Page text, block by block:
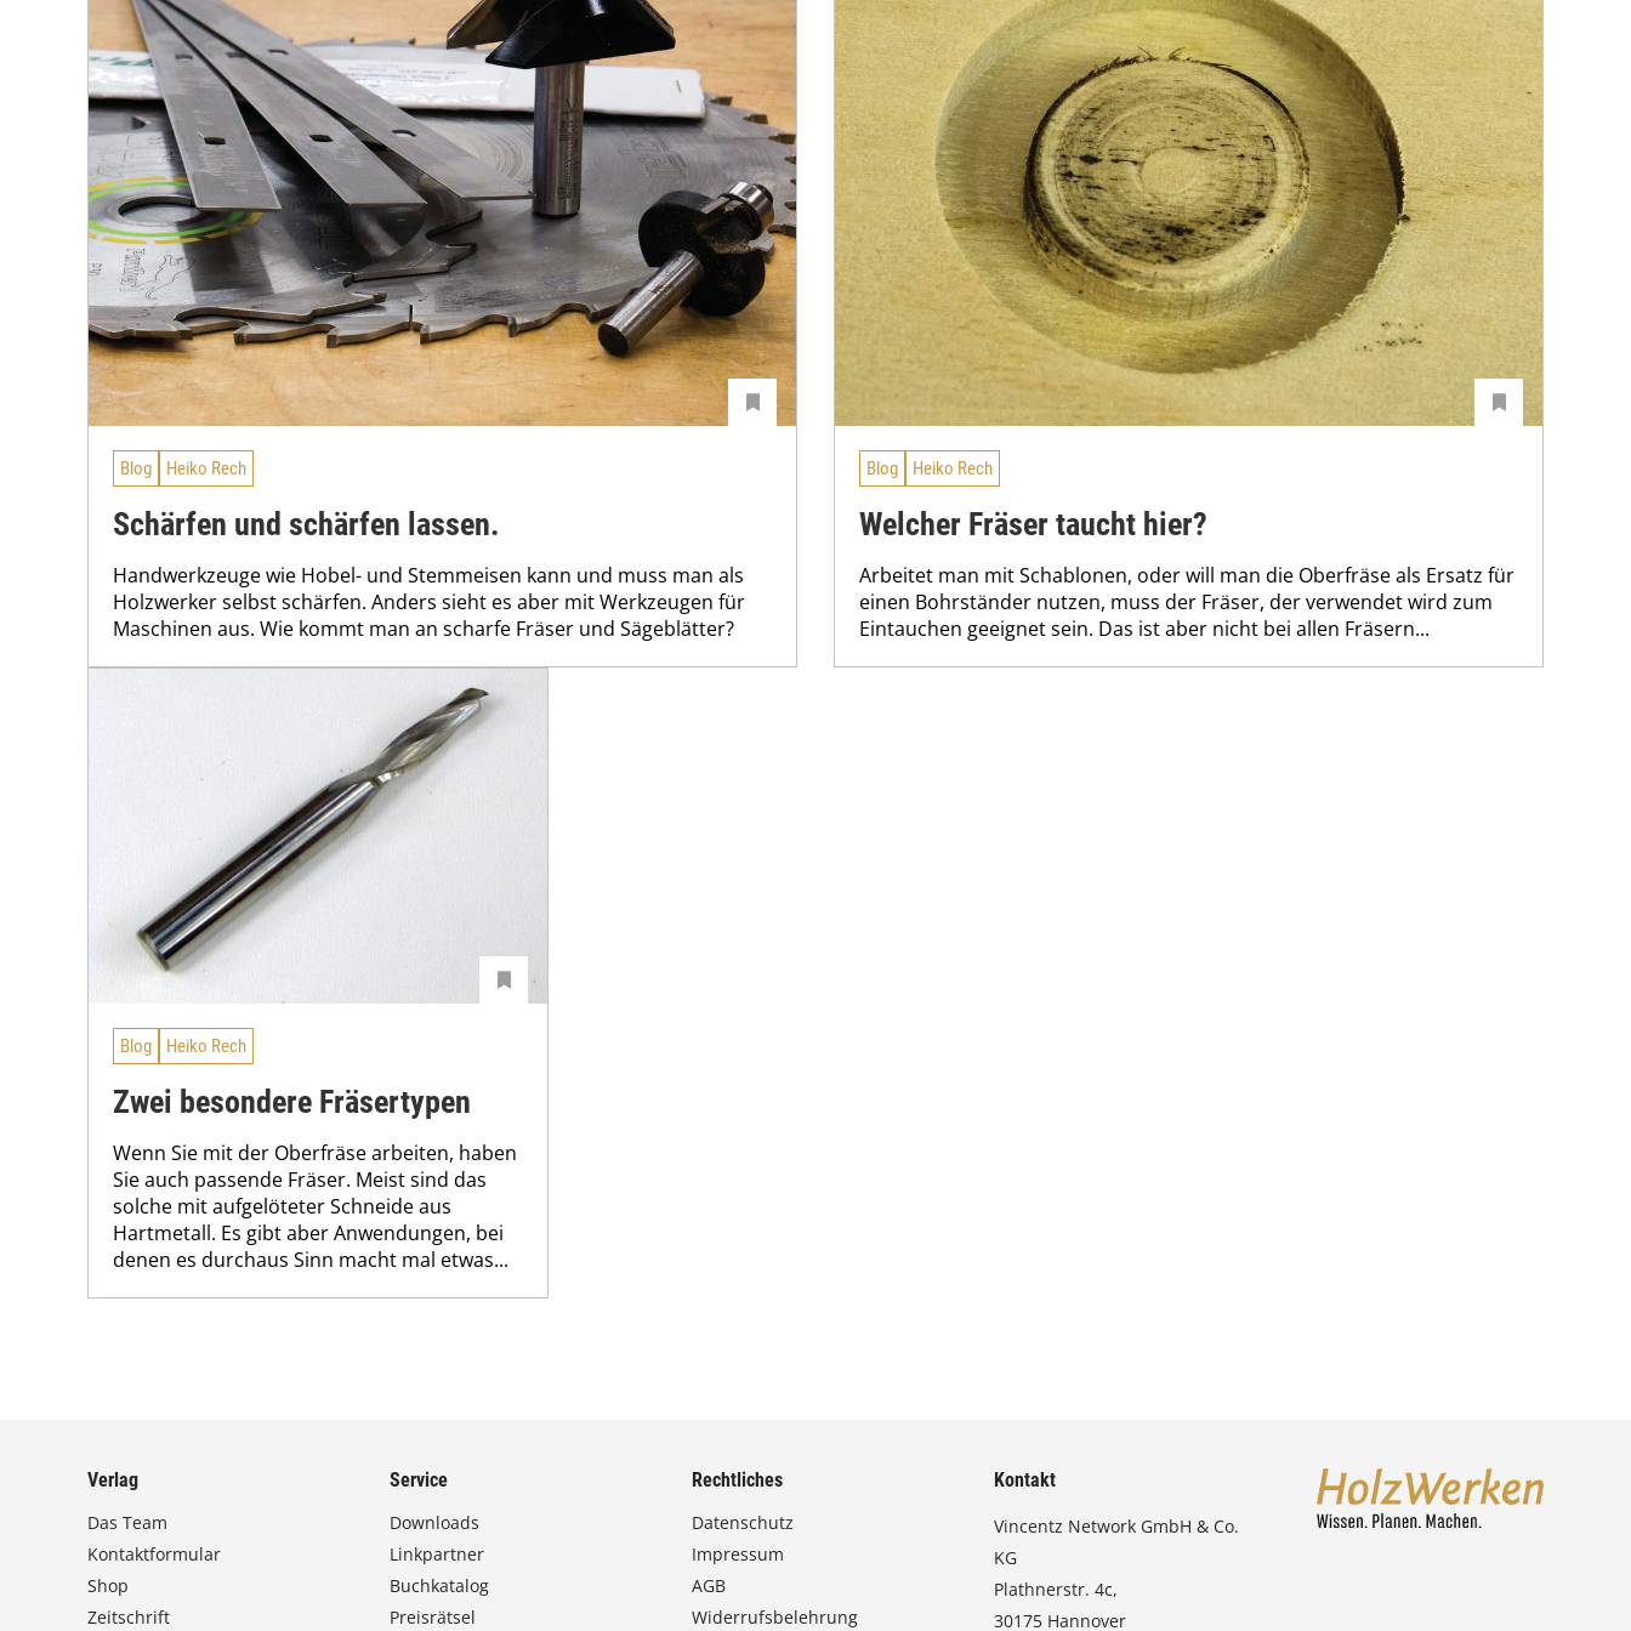
Blog Heiko Rech
Schärfen und schärfen lassen.
Handwerkzeuge wie Hobel- und Stemmeisen kann und muss man als
Holzwerker selbst schärfen. Anders sieht es aber mit Werkzeugen für
Maschinen aus. Wie kommt man an scharfe Fräser und Sägeblätter?
Blog Heiko Rech
Welcher Fräser taucht hier?
Arbeitet man mit Schablonen, oder will man die Oberfräse als Ersatz für
einen Bohrständer nutzen, muss der Fräser, der verwendet wird zum
Eintauchen geeignet sein. Das ist aber nicht bei allen Fräsern...
Blog Heiko Rech
Zwei besondere Fräsertypen
Wenn Sie mit der Oberfräse arbeiten, haben
Sie auch passende Fräser. Meist sind das
solche mit aufgelöteter Schneide aus
Hartmetall. Es gibt aber Anwendungen, bei
denen es durchaus Sinn macht mal etwas...
Verlag
Das Team
Kontaktformular
Shop
Zeitschrift
Service
Downloads
Linkpartner
Buchkatalog
Preisrätsel
Rechtliches
Datenschutz
Impressum
AGB
Widerrufsbelehrung
Kontakt
Vincentz Network GmbH & Co.
KG
Plathnerstr. 4c,
30175 Hannover